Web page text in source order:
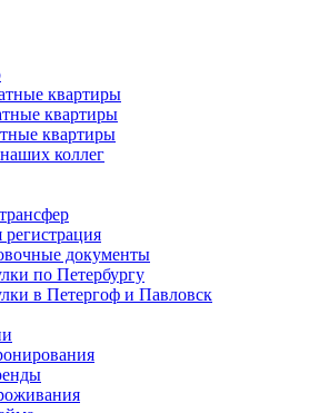
квартиры
квартиры
квартиры
коллег
документы
по Петербургу
в Петергоф и Павловск